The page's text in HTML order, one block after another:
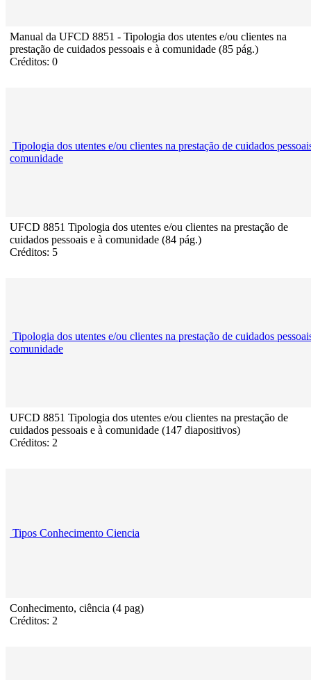
Manual da UFCD 8851 - Tipologia dos utentes e/ou clientes na
prestação de cuidados pessoais e à comunidade (85 pág.)
Créditos: 0
Tipologia dos utentes e/ou clientes na prestação de cuidados
comunidade
UFCD 8851 Tipologia dos utentes e/ou clientes na prestação de
cuidados pessoais e à comunidade (84 pág.)
Créditos: 5
Tipologia dos utentes e/ou clientes na prestação de cuidados
comunidade
UFCD 8851 Tipologia dos utentes e/ou clientes na prestação de
cuidados pessoais e à comunidade (147 diapositivos)
Créditos: 2
Tipos Conhecimento Ciencia
Conhecimento, ciência (4 pag)
Créditos: 2